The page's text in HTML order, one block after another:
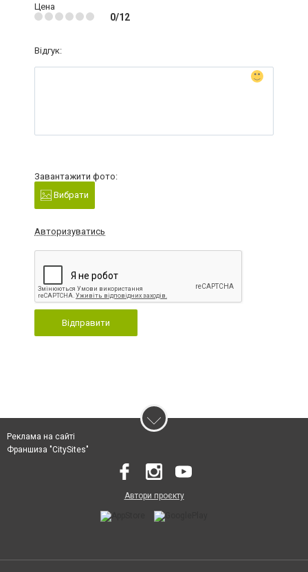
Цена
0/12
Відгук:
Завантажити фото:
Вибрати
Авторизуватись
Відправити
Реклама на сайті
Франшиза "CitySites"
Автори проєкту